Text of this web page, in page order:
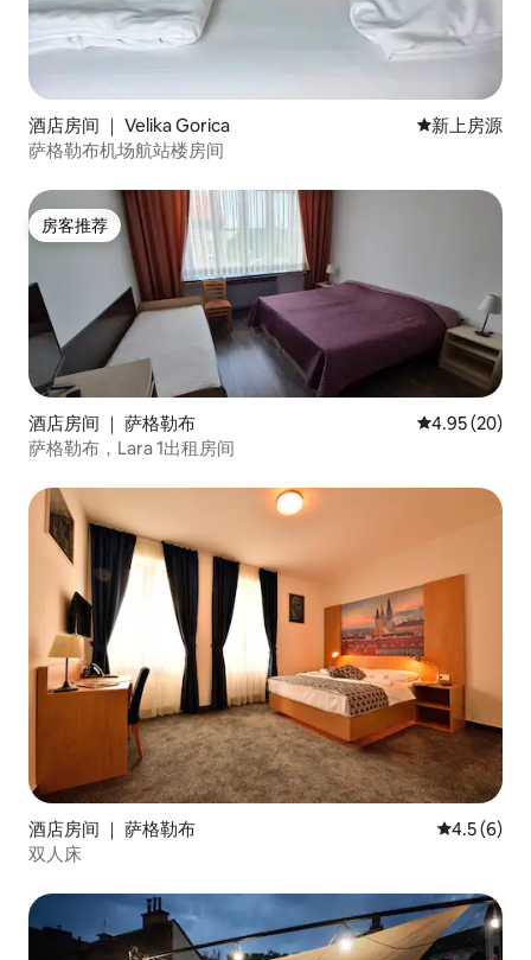
酒店房间 ｜ Velika Gorica 新房源
新上房源
萨格勒布机场航站楼房间
房客推荐
房客推荐
酒店房间 ｜ 萨格勒布 平均评分
4.95 (20)
萨格勒布，Lara 1出租房间
酒店房间 ｜ 萨格勒布 平均评分
4.5 (6)
双人床